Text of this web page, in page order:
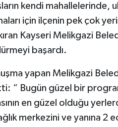
kendi mahallelerinde,
için ilçenin pek çok
Kayseri Melikgazi
başardı.
yapan Melikgazi
“ Bugün güzel bir
en güzel olduğu
merkezini ve yanına 2